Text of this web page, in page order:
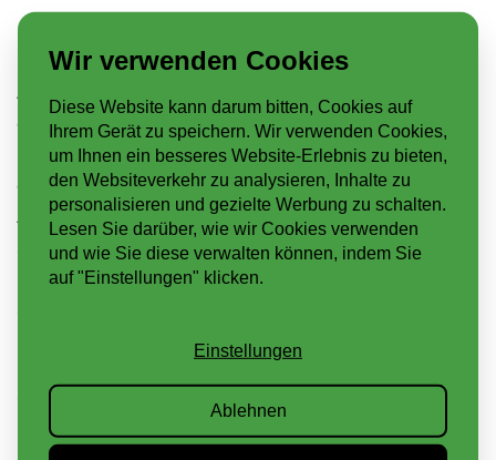
DRÄNAGE
Auch die Dränage ist eine wichtige Lage im Aufbau
einer funktionierenden Carport- oder Garagen-
Dachbegrünung. Die Dränagefolie wird direkt auf
das Schutzvlies gelegt. Die Noppen sorgen für
Abstand zwischen dem Schutzvlies und dem
Substrat. Hierdurch erhält überschüssiges
Regenwasser die Möglichkeit, zur Regenrinne hin
SEDUMCASSETTEN
Die Sedumcassetten sind praktische Kunststoff-
Wir verwenden Cookies
Diese Website kann darum bitten, Cookies auf
Ihrem Gerät zu speichern. Wir verwenden Cookies,
um Ihnen ein besseres Website-Erlebnis zu bieten,
den Websiteverkehr zu analysieren, Inhalte zu
personalisieren und gezielte Werbung zu schalten.
Lesen Sie darüber, wie wir Cookies verwenden
und wie Sie diese verwalten können, indem Sie
auf "Einstellungen" klicken.
Einstellungen
Ablehnen